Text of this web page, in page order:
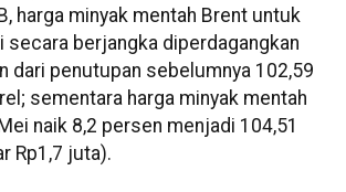
harga minyak mentah Brent untuk
secara berjangka diperdagangkan
dari penutupan sebelumnya 102,59
sementara harga minyak mentah
naik 8,2 persen menjadi 104,51
Rp1,7 juta).